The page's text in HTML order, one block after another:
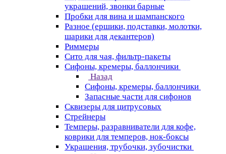
украшений, звонки барные
Пробки для вина и шампанского
Разное (ершики, подставки, молотки,
шарики для декантеров)
Риммеры
Сито для чая, фильтр-пакеты
Сифоны, кремеры, баллончики
Назад
Сифоны, кремеры, баллончики
Запасные части для сифонов
Сквизеры для цитрусовых
Стрейнеры
Темперы, разравниватели для кофе,
коврики для темперов, нок-боксы
Украшения, трубочки, зубочистки